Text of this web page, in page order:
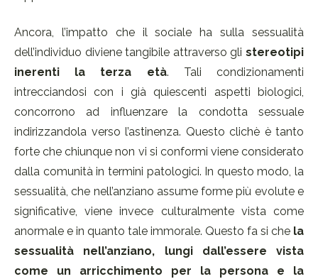
Ancora, l’impatto che il sociale ha sulla sessualità
dell’individuo diviene tangibile attraverso gli stereotipi
inerenti la terza età. Tali condizionamenti
intrecciandosi con i già quiescenti aspetti biologici,
concorrono ad influenzare la condotta sessuale
indirizzandola verso l’astinenza. Questo clichè è tanto
forte che chiunque non vi si conformi viene considerato
dalla comunità in termini patologici. In questo modo, la
sessualità, che nell’anziano assume forme più evolute e
significative, viene invece culturalmente vista come
anormale e in quanto tale immorale. Questo fa si che la
sessualità nell’anziano, lungi dall’essere vista
come un arricchimento per la persona e la